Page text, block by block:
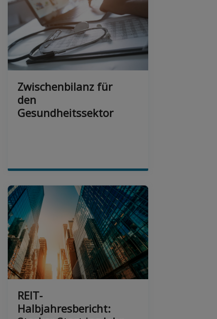
Zwischenbilanz für
den
Gesundheitssektor
REIT-
Halbjahresbericht: